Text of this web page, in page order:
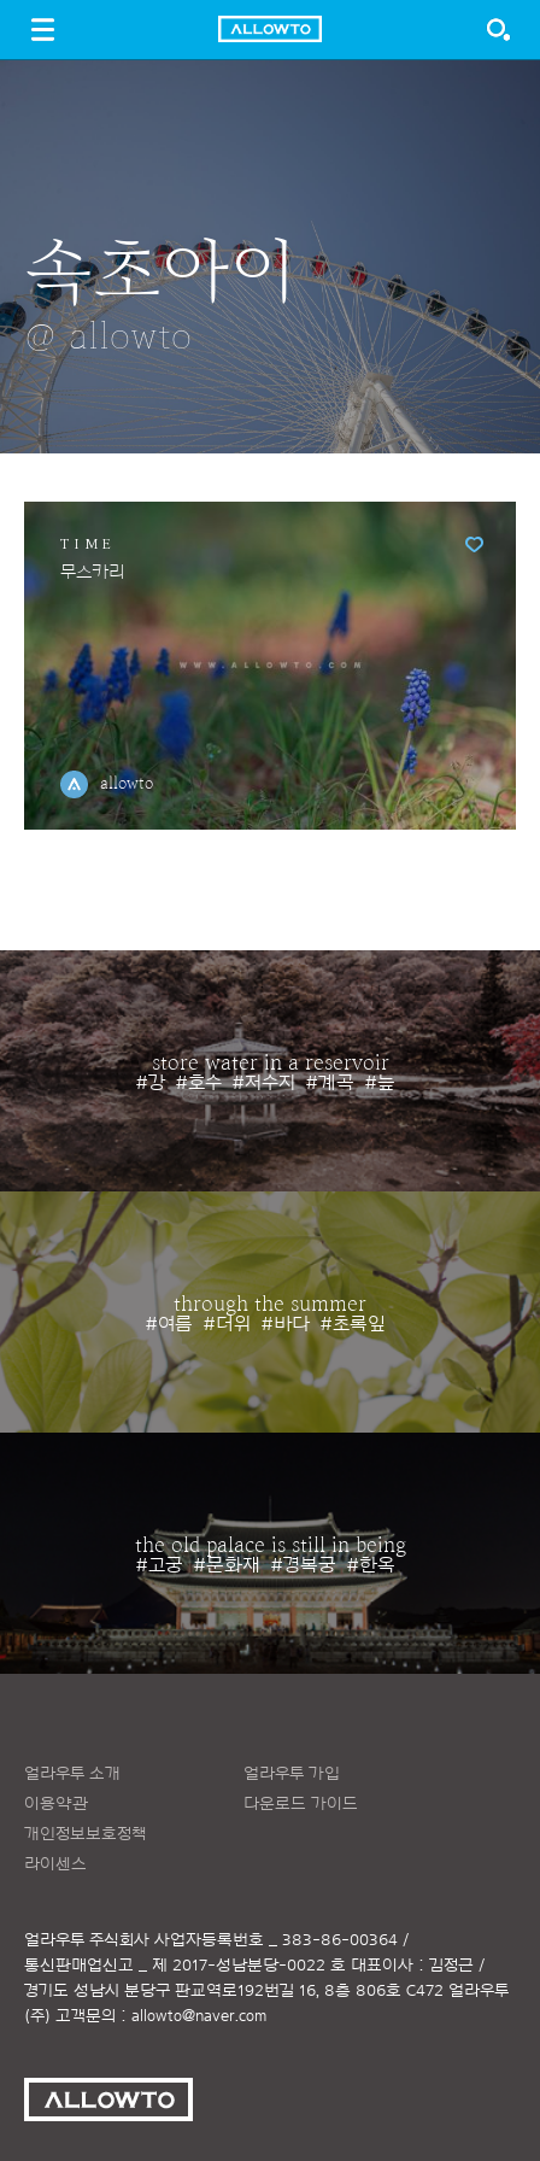
속초아이
@ allowto
청소하는
피규어
@ allowto
카트길을
따라서
@ allowto
세부 막탄섬
@ allowto
빙어
@ allowto
TIME
무스카리
allowto
store water in a reservoir
#강 #호수 #저수지 #계곡 #늪
through the summer
#여름 #더위 #바다 #초록잎
the old palace is still in being
#고궁 #문화재 #경복궁 #한옥
얼라우투 소개
이용약관
개인정보보호정책
라이센스
얼라우투 가입
다운로드 가이드
얼라우투 주식회사 사업자등록번호 _ 383-86-00364 /
통신판매업신고 _ 제 2017-성남분당-0022 호 대표이사 : 김정근 /
경기도 성남시 분당구 판교역로192번길 16, 8층 806호 C472 얼라우투
(주) 고객문의 : allowto@naver.com